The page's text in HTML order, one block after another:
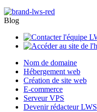
Blog
Nom de domaine
Hébergement web
Création de site web
E-commerce
Serveur VPS
Devenir rédacteur LWS